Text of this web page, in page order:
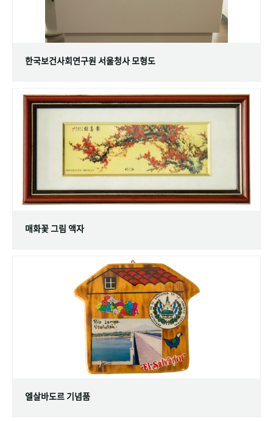
한국보건사회연구원 서울청사 모형도
매화꽃 그림 액자
엘살바도르 기념품